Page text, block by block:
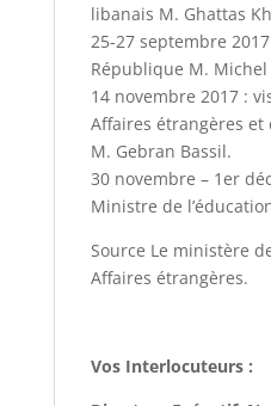
libanais M. Ghattas
25-27 septembre
République M. Michel
14 novembre 2017 :
Affaires étrangères et
M. Gebran Bassil.
30 novembre – 1er
Ministre de
Source Le ministère
Affaires étrangères.
Vos Interlocuteurs :